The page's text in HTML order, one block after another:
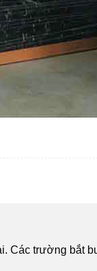
Các trường bắt